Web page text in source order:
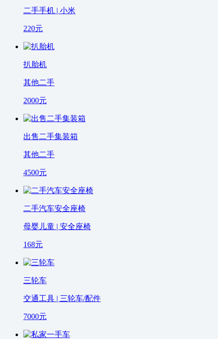
二手手机 | 小米
220元
扒胎机
其他二手
2000元
出售二手集装箱
其他二手
4500元
二手汽车安全座椅
母婴儿童 | 安全座椅
168元
三轮车
交通工具 | 三轮车/配件
7000元